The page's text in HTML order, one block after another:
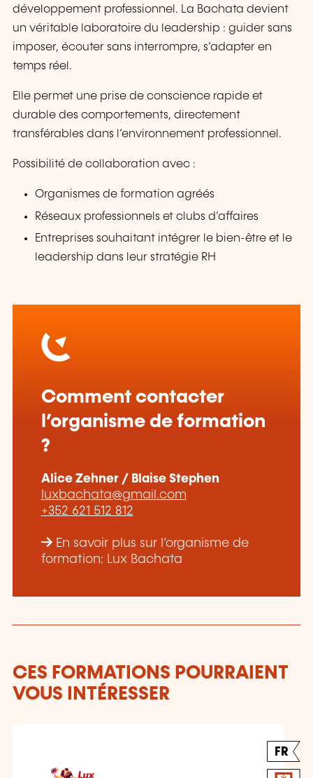
développement professionnel. La Bachata devient
un véritable laboratoire du leadership : guider sans
imposer, écouter sans interrompre, s’adapter en
temps réel.
Elle permet une prise de conscience rapide et
durable des comportements, directement
transférables dans l’environnement professionnel.
Possibilité de collaboration avec :
Organismes de formation agréés
Réseaux professionnels et clubs d’affaires
Entreprises souhaitant intégrer le bien-être et le
leadership dans leur stratégie RH
Comment contacter
l’organisme de formation
?
Alice Zehner / Blaise Stephen
luxbachata@gmail.com
+352 621 512 812
En savoir plus sur l’organisme de
formation: Lux Bachata
CES FORMATIONS POURRAIENT
VOUS INTÉRESSER
FR